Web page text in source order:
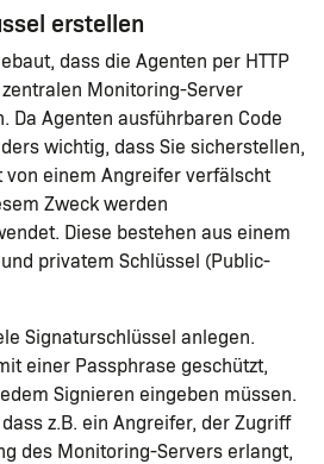
erstellen
dass die Agenten per HTTP
zentralen Monitoring-Server
Da Agenten ausführbaren Code
wichtig, dass Sie sicherstellen,
von einem Angreifer verfälscht
Zweck werden
Diese bestehen aus einem
privatem Schlüssel (Public-
Signaturschlüssel anlegen.
einer Passphrase geschützt,
Signieren eingeben müssen.
z.B. ein Angreifer, der Zugriff
des Monitoring-Servers erlangt,